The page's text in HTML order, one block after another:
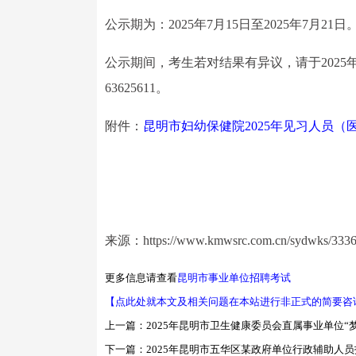
公示期为：2025年7月15日至2025年7月21日
公示期间，考生若对结果有异议，请于2025
63625611。
附件： 昆明市妇幼保健院2025年见习人员（
来源：https://www.kmwsrc.com.cn/sydwks/
更多信息请查看昆明市事业单位招聘考试
【点此处就本文及相关问题在本站进行非正式的简要
上一篇： 2025年昆明市卫生健康委员会直属事业单位“
下一篇： 2025年昆明市五华区某政府单位行政辅助人